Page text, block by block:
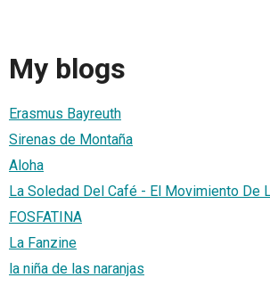
My blogs
Erasmus Bayreuth
Sirenas de Montaña
Aloha
La Soledad Del Café - El Movimiento De
FOSFATINA
La Fanzine
la niña de las naranjas